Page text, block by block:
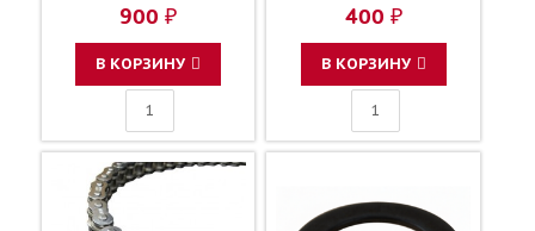
900 ₽
В КОРЗИНУ
CRF250RX 19-25
CRF450RX 17-25 /
HONDA
400 ₽
В КОРЗИНУ